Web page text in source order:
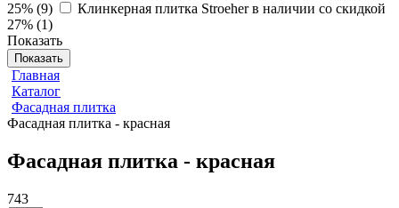
25% (9)
Клинкерная плитка Stroeher в наличии со скидкой
27% (1)
Показать
Показать
Главная
Каталог
Фасадная плитка
Фасадная плитка - красная
Фасадная плитка - красная
743